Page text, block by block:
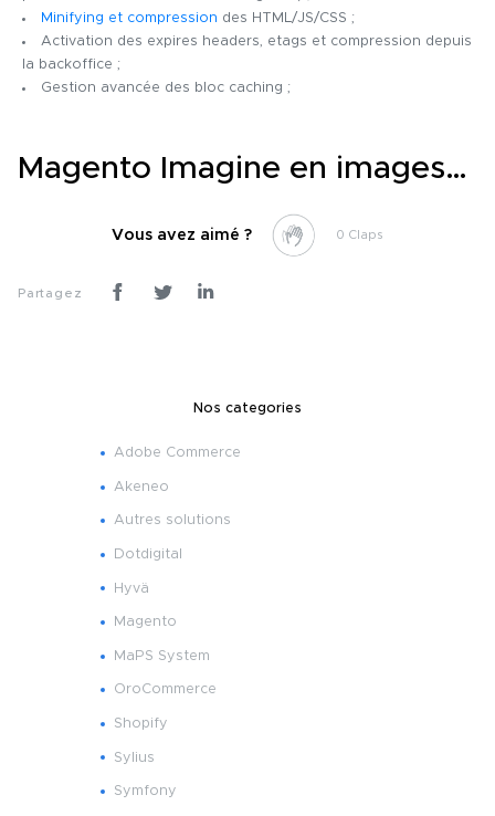
Minifying et compression des HTML/JS/CSS ;
Activation des expires headers, etags et compression depuis
la backoffice ;
Gestion avancée des bloc caching ;
Magento Imagine en images…
Vous avez aimé ? 0
Partagez
Nos categories
Adobe Commerce
Akeneo
Autres solutions
Dotdigital
Hyvä
Magento
MaPS System
OroCommerce
Shopify
Sylius
Symfony